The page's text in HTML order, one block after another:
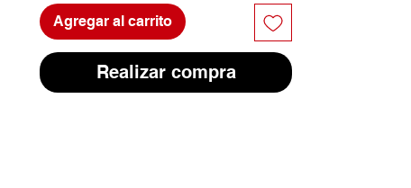
Agregar al carrito
Realizar compra